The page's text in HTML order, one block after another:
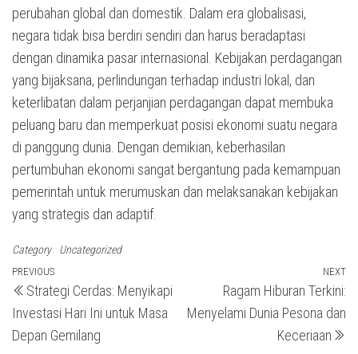
perubahan global dan domestik. Dalam era globalisasi,
negara tidak bisa berdiri sendiri dan harus beradaptasi
dengan dinamika pasar internasional. Kebijakan perdagangan
yang bijaksana, perlindungan terhadap industri lokal, dan
keterlibatan dalam perjanjian perdagangan dapat membuka
peluang baru dan memperkuat posisi ekonomi suatu negara
di panggung dunia. Dengan demikian, keberhasilan
pertumbuhan ekonomi sangat bergantung pada kemampuan
pemerintah untuk merumuskan dan melaksanakan kebijakan
yang strategis dan adaptif.
Category Uncategorized
Post
navigation
Previous
Post
PREVIOUS
Strategi Cerdas: Menyikapi
Investasi Hari Ini untuk Masa
Depan Gemilang
NEXT
Ragam Hiburan Terkini:
Menyelami Dunia Pesona dan
Keceriaan